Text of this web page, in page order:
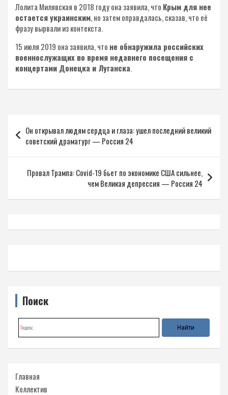
Лолита Милявская в 2018 году она заявила, что Крым для нее
остается украинским, но затем оправдалась, сказав, что её
фразу вырвали из контекста.
15 июля 2019 она заявила, что не обнаружила российских
военнослужащих во время недавнего посещения с
концертами Донецка и Луганска.
по
записям
Он открывал людям сердца и глаза: ушел последний великий
советский драматург — Россия 24
Провал Трампа: Covid-19 бьет по экономике США сильнее,
чем Великая депрессия — Россия 24
Поиск
Главная
Коллектив